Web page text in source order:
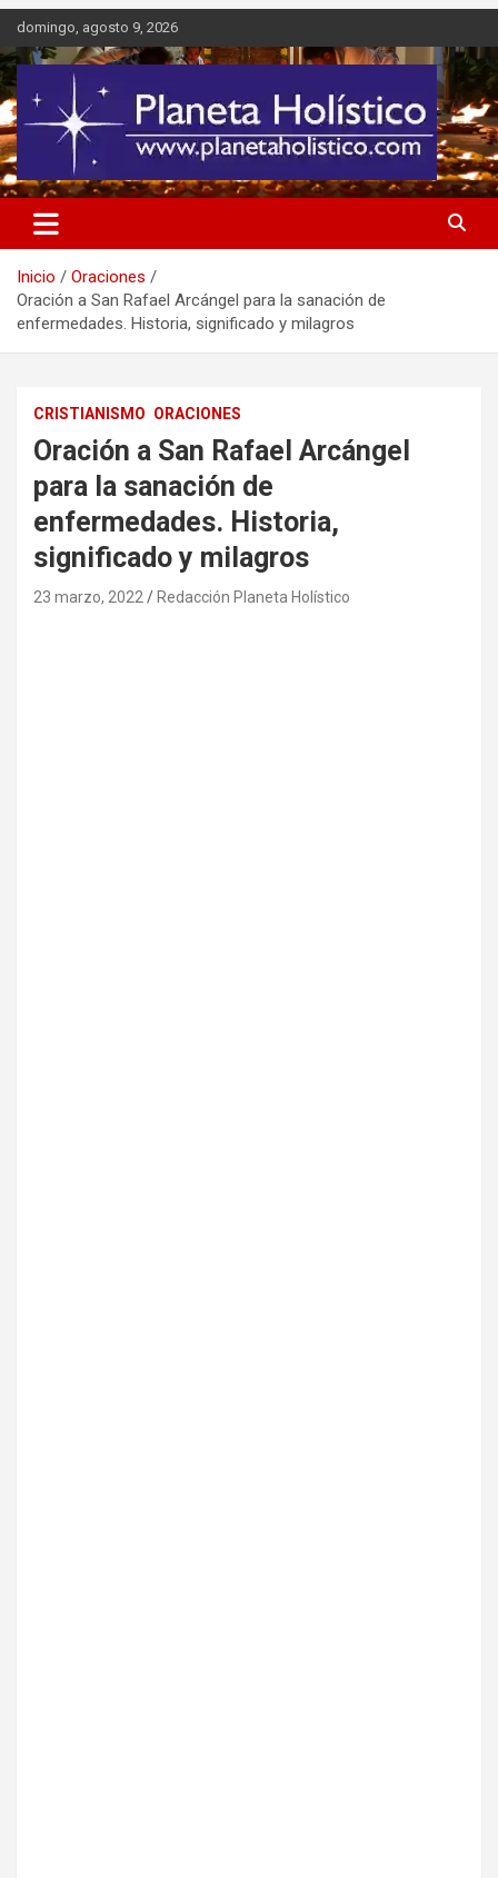
Saltar
contenido
domingo, agosto 9, 2026
Planeta Holístico
Difusión de espiritualidad, terapias alternativas holísticas, cursos,
talleres y seminarios
Inicio
Oraciones
Oración a San Rafael Arcángel para la sanación de
enfermedades. Historia, significado y milagros
CRISTIANISMO ORACIONES
Oración a San Rafael Arcángel
para la sanación de
enfermedades. Historia,
significado y milagros
23 marzo, 2022 Redacción Planeta Holístico